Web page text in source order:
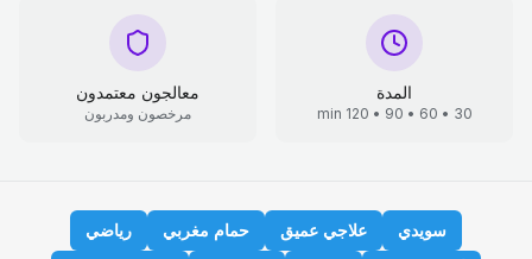
المدة
30 • 60 • 90 • 120 min
معالجون معتمدون
مرخصون ومدربون
سويدي علاجي عميق حمام مغربي
رياضي